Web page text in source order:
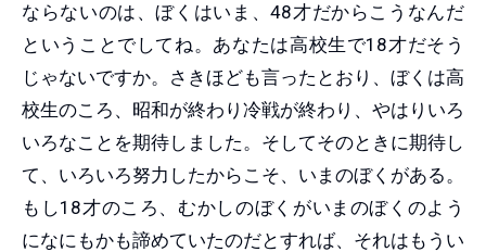
ならないのは、ぼくはいま、48才だからこうなんだ
ということでしてね。あなたは高校生で18才だそう
じゃないですか。さきほども言ったとおり、ぼくは高
校生のころ、昭和が終わり冷戦が終わり、やはりいろ
いろなことを期待しました。そしてそのときに期待し
て、いろいろ努力したからこそ、いまのぼくがある。
もし18才のころ、むかしのぼくがいまのぼくのよう
になにもかも諦めていたのだとすれば、それはもうい